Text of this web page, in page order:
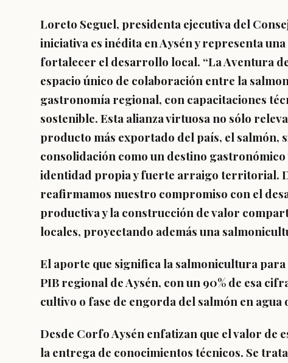
Loreto Seguel, presidenta ejecutiva del
iniciativa es inédita en Aysén y representa
fortalecer el desarrollo local. “La Aventura
espacio único de colaboración entre la
gastronomía regional, con capacitaciones
sostenible. Esta alianza virtuosa no sólo
producto más exportado del país, el salmón,
consolidación como un destino
identidad propia y fuerte arraigo territorial.
reafirmamos nuestro compromiso con el
productiva y la construcción de valor
locales, proyectando además una
El aporte que significa la salmonicultura
PIB regional de Aysén, con un 90% de esa
cultivo o fase de engorda del salmón en agua
Desde Corfo Aysén enfatizan que el valor de
la entrega de conocimientos técnicos. Se